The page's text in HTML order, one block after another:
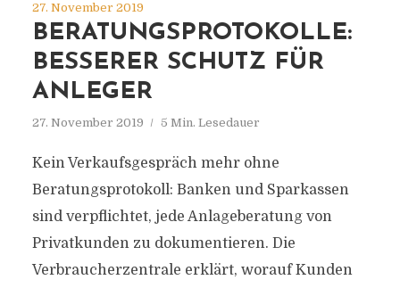
27. November 2019
BERATUNGSPROTOKOLLE:
BESSERER SCHUTZ FÜR
ANLEGER
27. November 2019 5 Min. Lesedauer
Kein Verkaufsgespräch mehr ohne
Beratungsprotokoll: Banken und Sparkassen
sind verpflichtet, jede Anlageberatung von
Privatkunden zu dokumentieren. Die
Verbraucherzentrale erklärt, worauf Kunden